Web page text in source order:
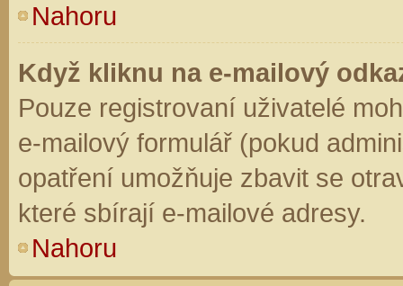
Nahoru
Když kliknu na e-mailový
Pouze registrovaní uživatelé
e-mailový formulář (pokud
opatření umožňuje zbavit se
které sbírají e-mailové adresy.
Nahoru